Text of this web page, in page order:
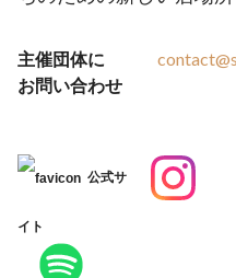
主催団体に
お問い合わせ
公式サ
イト